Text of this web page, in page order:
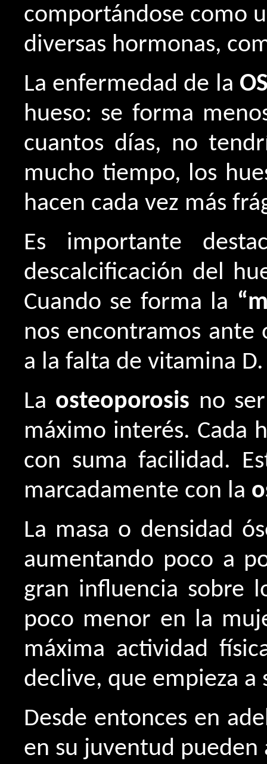
comportándose como
diversas hormonas,
La enfermedad de la
hueso: se forma
cuantos días, no
mucho tiempo, los
hacen cada vez más
Es importante
descalcificación del
Cuando se forma la
nos encontramos
a la falta de vitamina D.
La osteoporosis no
máximo interés. Cada
con suma facilidad.
marcadamente con la
La masa o densidad
aumentando poco a
gran influencia sobre
poco menor en la
máxima actividad
declive, que empieza a
Desde entonces en
en su juventud